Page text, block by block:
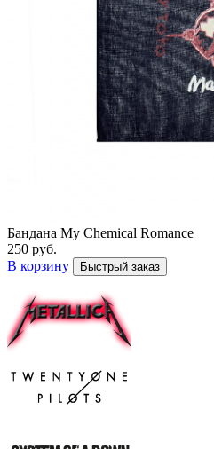
Бандана My Chemical Romance
250 руб.
В корзину
Быстрый заказ